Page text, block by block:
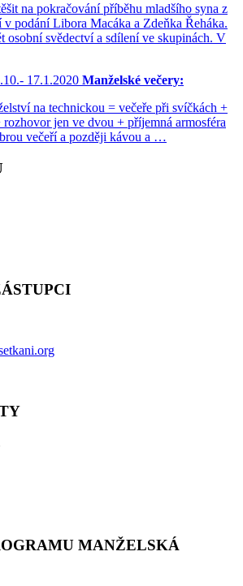
na pokračování příběhu mladšího syna z
podání Libora Macáka a Zdeňka Řeháka.
osobní svědectví a sdílení ve skupinách. V
17.1.2020 Manželské večery:
na technickou = večeře při svíčkách +
rozhovor jen ve dvou + příjemná armosféra
večeří a později kávou a …
MANŽELSKÁ